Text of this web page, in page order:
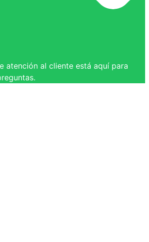
atención al cliente está aquí para